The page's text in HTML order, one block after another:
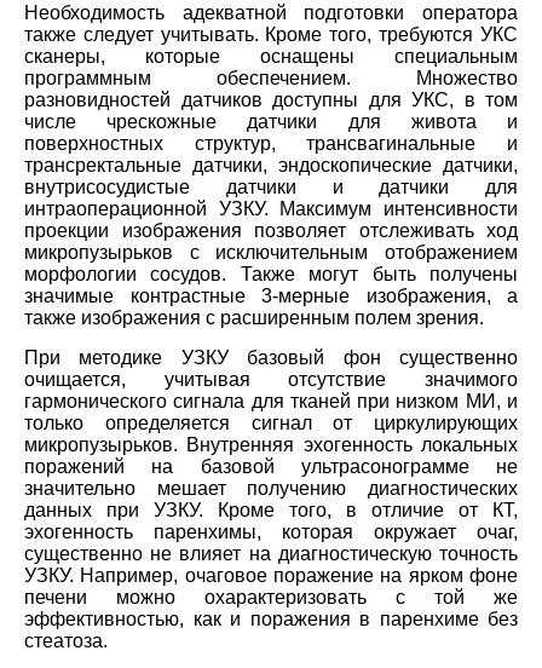
Необходимость адекватной подготовки оператора
также следует учитывать. Кроме того, требуются УКС
сканеры, которые оснащены специальным
программным обеспечением. Множество
разновидностей датчиков доступны для УКС, в том
числе чрескожные датчики для живота и
поверхностных структур, трансвагинальные и
трансректальные датчики, эндоскопические датчики,
внутрисосудистые датчики и датчики для
интраоперационной УЗКУ. Максимум интенсивности
проекции изображения позволяет отслеживать ход
микропузырьков с исключительным отображением
морфологии сосудов. Также могут быть получены
значимые контрастные 3-мерные изображения, а
также изображения с расширенным полем зрения.
При методике УЗКУ базовый фон существенно
очищается, учитывая отсутствие значимого
гармонического сигнала для тканей при низком МИ, и
только определяется сигнал от циркулирующих
микропузырьков. Внутренняя эхогенность локальных
поражений на базовой ультрасонограмме не
значительно мешает получению диагностических
данных при УЗКУ. Кроме того, в отличие от КТ,
эхогенность паренхимы, которая окружает очаг,
существенно не влияет на диагностическую точность
УЗКУ. Например, очаговое поражение на ярком фоне
печени можно охарактеризовать с той же
эффективностью, как и поражения в паренхиме без
стеатоза.